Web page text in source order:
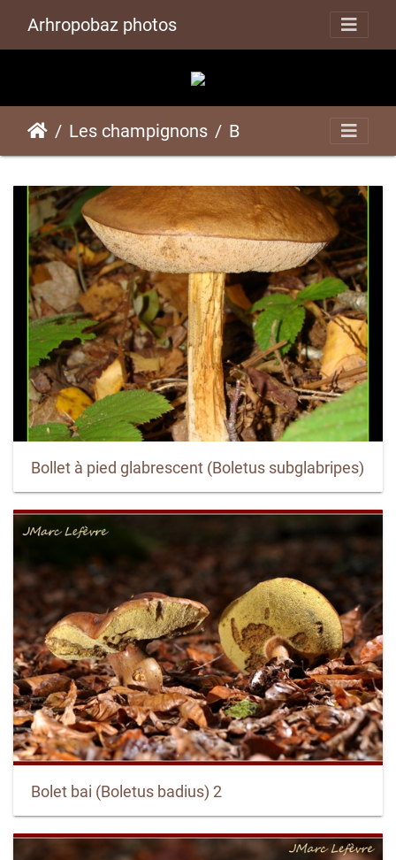
Arhropobaz photos
Les champignons B
Bollet à pied glabrescent (Boletus subglabripes)
Bolet bai (Boletus badius) 2